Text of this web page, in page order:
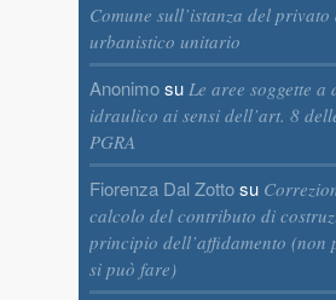
Comune sull’istanza del
urbanistico unitario
Anonimosu Le aree soggette a
idraulico ai sensi dell’art. 8
PGRA
Fiorenza Dal Zottosu
calcolo del contributo di
principio dell’affidamento (non
si può fare)